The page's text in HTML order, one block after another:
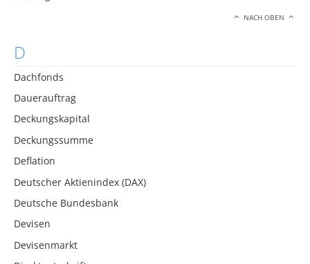
NACH OBEN
D
Dachfonds
Dauerauftrag
Deckungskapital
Deckungssumme
Deflation
Deutscher Aktienindex (DAX)
Deutsche Bundesbank
Devisen
Devisenmarkt